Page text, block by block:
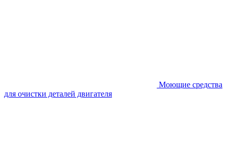
Моющие средства
для очистки деталей двигателя